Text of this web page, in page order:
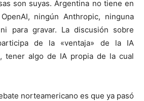
son suyas. Argentina no tiene en
ningún Anthropic, ninguna
para gravar. La discusión sobre
de la «ventaja» de la IA
tener algo de IA propia de la cual
norteamericano es que ya pasó